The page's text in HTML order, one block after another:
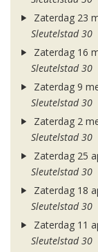
Zaterdag 23
Sleutelstad 30
Zaterdag 16
Sleutelstad 30
Zaterdag 9
Sleutelstad 30
Zaterdag 2
Sleutelstad 30
Zaterdag 25
Sleutelstad 30
Zaterdag 18
Sleutelstad 30
Zaterdag 11
Sleutelstad 30